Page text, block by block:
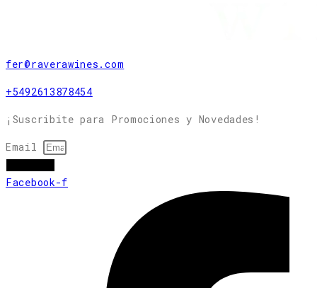
fer@raverawines.com
+5492613878454
¡Suscribite para Promociones y Novedades!
Email
Facebook-f